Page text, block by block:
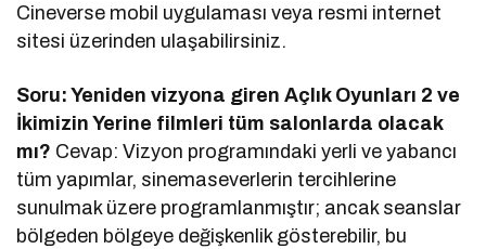
Cineverse mobil uygulaması veya resmi internet
sitesi üzerinden ulaşabilirsiniz.
Soru: Yeniden vizyona giren Açlık Oyunları 2 ve
İkimizin Yerine filmleri tüm salonlarda olacak
mı? Cevap: Vizyon programındaki yerli ve yabancı
tüm yapımlar, sinemaseverlerin tercihlerine
sunulmak üzere programlanmıştır; ancak seanslar
bölgeden bölgeye değişkenlik gösterebilir, bu